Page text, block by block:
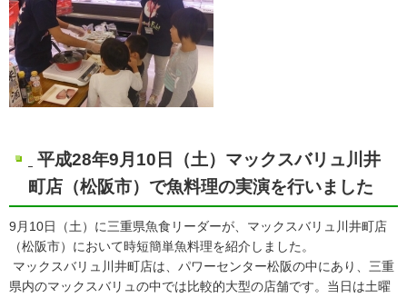
平成28年9月10日（土）マックスバリュ川井
町店（松阪市）で魚料理の実演を行いました
9月10日（土）に三重県魚食リーダーが、マックスバリュ川井町店
（松阪市）において時短簡単魚料理を紹介しました。
マックスバリュ川井町店は、パワーセンター松阪の中にあり、三重
県内のマックスバリュの中では比較的大型の店舗です。当日は土曜